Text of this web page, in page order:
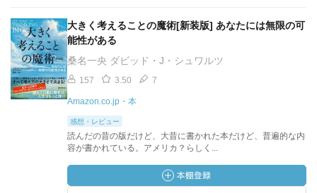
大きく考えることの魔術[新装版] あなたには無限の可
能性がある
桑名一央 ダビッド・J・シュワルツ
157 3.50 7
Amazon.co.jp・本
感想・レビュー
読んだの昔の版だけど、大昔に書かれた本だけど、普遍的な内
容が書かれている。アメリカ？らしく...